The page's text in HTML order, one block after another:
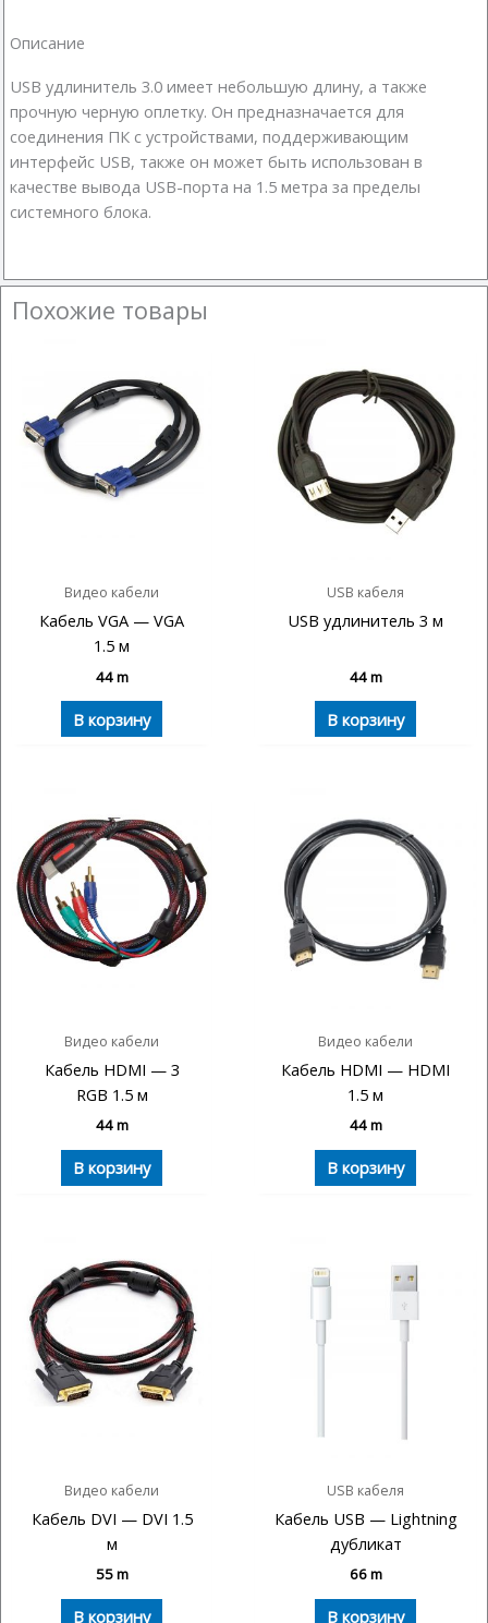
Описание
USB удлинитель 3.0 имеет небольшую длину, а также
прочную черную оплетку. Он предназначается для
соединения ПК с устройствами, поддерживающим
интерфейс USB, также он может быть использован в
качестве вывода USB-порта на 1.5 метра за пределы
системного блока.
Похожие товары
Видео кабели
Кабель VGA — VGA
1.5 м
44m
В корзину
USB кабеля
USB удлинитель 3 м
44m
В корзину
Видео кабели
Кабель HDMI — 3
RGB 1.5 м
44m
В корзину
Видео кабели
Кабель HDMI — HDMI
1.5 м
44m
В корзину
Видео кабели
Кабель DVI — DVI 1.5
м
55m
В корзину
USB кабеля
Кабель USB — Lightning
дубликат
66m
В корзину